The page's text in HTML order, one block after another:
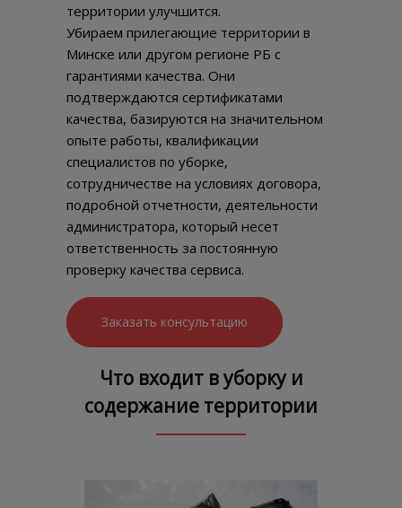
территории улучшится.
Убираем прилегающие территории в
Минске или другом регионе РБ с
гарантиями качества. Они
подтверждаются сертификатами
качества, базируются на значительном
опыте работы, квалификации
специалистов по уборке,
сотрудничестве на условиях договора,
подробной отчетности, деятельности
администратора, который несет
ответственность за постоянную
проверку качества сервиса.
Заказать консультацию
Что входит в уборку и
содержание территории